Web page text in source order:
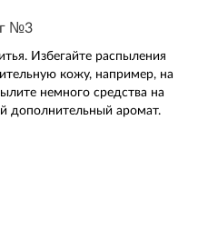
№3
Избегайте распыления
кожу, например, на
немного средства на
дополнительный аромат.